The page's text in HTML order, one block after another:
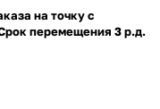
на точку с
перемещения 3 р.д.